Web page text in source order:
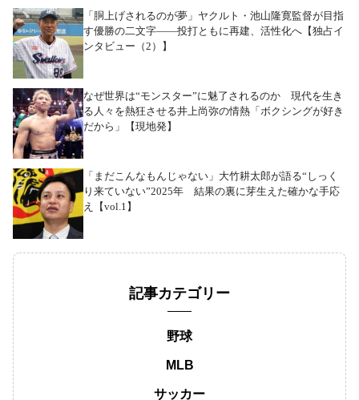
「胴上げされるのが夢」ヤクルト・池山隆寛監督が目指
す優勝の二文字――投打ともに再建、活性化へ【独占イ
ンタビュー（2）】
なぜ世界は“モンスター”に魅了されるのか 現代を生き
る人々を熱狂させる井上尚弥の情熱「ボクシングが好き
だから」【現地発】
「まだこんなもんじゃない」大竹耕太郎が語る“しっく
り来ていない”2025年 結果の裏に芽生えた確かな手応
え【vol.1】
記事カテゴリー
野球
MLB
サッカー